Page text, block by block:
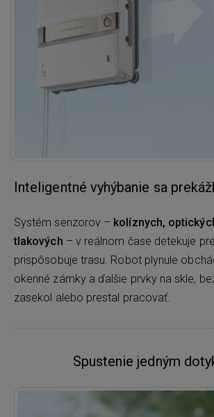
Inteligentné vyhýbanie sa
Systém senzorov – kolíznych,
tlakových – v reálnom čase detekuje
prispôsobuje trasu. Robot plynule
okenné zámky a ďalšie prvky na skle,
zasekol alebo prestal pracovať.
Spustenie jedným